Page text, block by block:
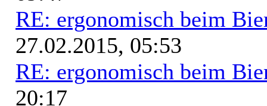
RE: ergonomisch beim
27.02.2015, 05:53
RE: ergonomisch beim
20:17